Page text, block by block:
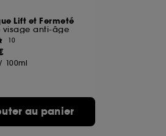
Lift et Fermeté
visage anti-âge
10
/ 100ml
au panier